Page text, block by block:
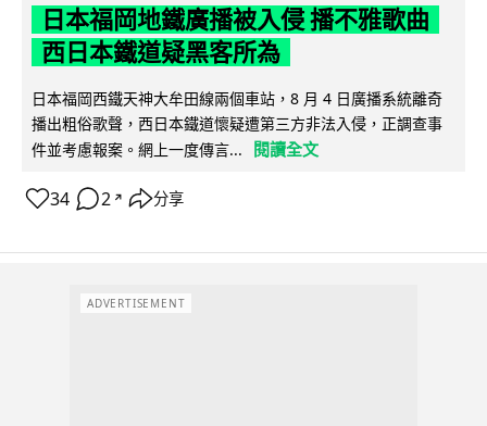
日本福岡地鐵廣播被入侵 播不雅歌曲
西日本鐵道疑黑客所為
日本福岡西鐵天神大牟田線兩個車站，8 月 4 日廣播系統離奇
播出粗俗歌聲，西日本鐵道懷疑遭第三方非法入侵，正調查事
件並考慮報案。網上一度傳言...
閱讀全文
34 2 ↗ 分享
ADVERTISEMENT